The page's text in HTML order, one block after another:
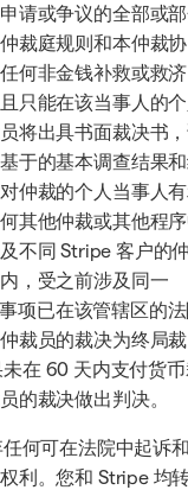
请或争议的全部或
裁庭规则和本仲裁协
何非金钱补救或救
只能在该当事人的
将出具书面裁决书
于的基本调查结果
仲裁的个人当事人
其他仲裁或其他程
不同 Stripe 客户的
，受之前涉及同一
项已在该管辖区的
裁员的裁决为终局裁
在 60 天内支付货
的裁决做出判决。
任何可在法院中起诉
利。您和 Stripe 均